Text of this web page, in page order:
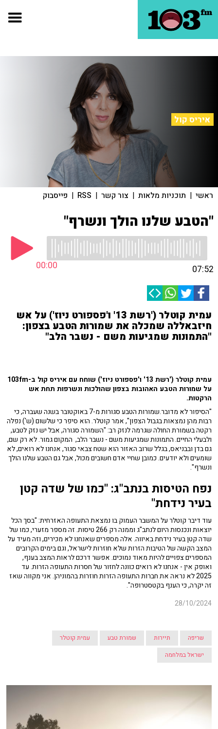
איריס קול
ראשי | תוכניות מלאות | צור קשר |
RSS
| פייסבוק
"הטבע שלנו הולך ונשרף"
00:00 07:52
עמית קוטלר ('רשת 13' ו'פספורט ניוז') על אש
חיזבאללה שמכלה את שמורות הטבע בצפון:
"התמונות שמגיעות משם - נשבר הלב"
עמית קוטלר ('רשת 13' ו'פספורט ניוז') שוחח עם איריס קול ב-103fm
על שמורות הטבע האהובות בצפון שהולכות ונשרפות תחת אש
הרקטות.
"הסיפור לא מדובר.שמורות הטבע סגורות מ-7 באוקטובר בשנה שעברה, כי
רבות מהן נמצאות בגבול הצפון", אמר קוטלר. הוא סיפר כי שלשום (ש') נפלה
רקטה בשמורת החולה שגרמה לנזק רב: "השמורה סגורה, אבל יש נזק לטבע,
ולבעלי החיים. התמונות שמגיעות משם - נשבר הלב, המקום גמור. לא רק שם,
גם בדן ובבניאס, בגלל שרוב האזור הוא שטח צבאי סגור, אנחנו לא רואים, לא
שומעים ולא יודעים. כמובן שחיי אדם חשובים מכול, אבל גם הטבע שלנו הולך
ונשרף".
נפח הטיסות בנתב"ג: "כמו של שדה קטן
בעיר נידחת"
עוד דיבר קוטלר על המשבר העמוק בו נמצאת התעופה האזרחית: "בסך הכל
יוצאות ונכנסות היום לנתב"ג וממנה רק 266 טיסות. זה מספר מזערי, כמו של
שדה קטן בעיר נידחת באיווה. אלה מספרים שאנחנו לא מכירים, וזה מעיד על
המצב הקשה של הטיבות הזרות שלא חוזרות לישראל, וגם בימים הקרובים
המספרים צפויים להיות מאוד נמוכים. אפשר דרכם לראות המצב בענף,
ואופק אין - אנחנו לא רואים כוונה לחזור של חסרות התעופה הזרות. עד
2025 לא נראה את חברות התעופה הזרות חוזרות בהמוניהן. אני מקווה שאז
זה יקרה, כי הענף בקטסטרופה".
28/10/2024
שריפה תיירות שמורת טבע
עמית קוטלר
ישראל במלחמה